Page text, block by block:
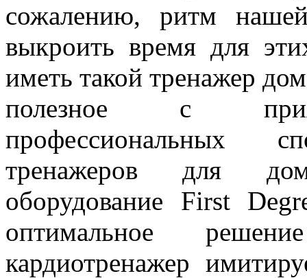
сожалению, ритм
выкроить время для
иметь такой тренажер
полезное с
профессиональных
тренажеров для
оборудование First
оптимальное
кардиотренажер